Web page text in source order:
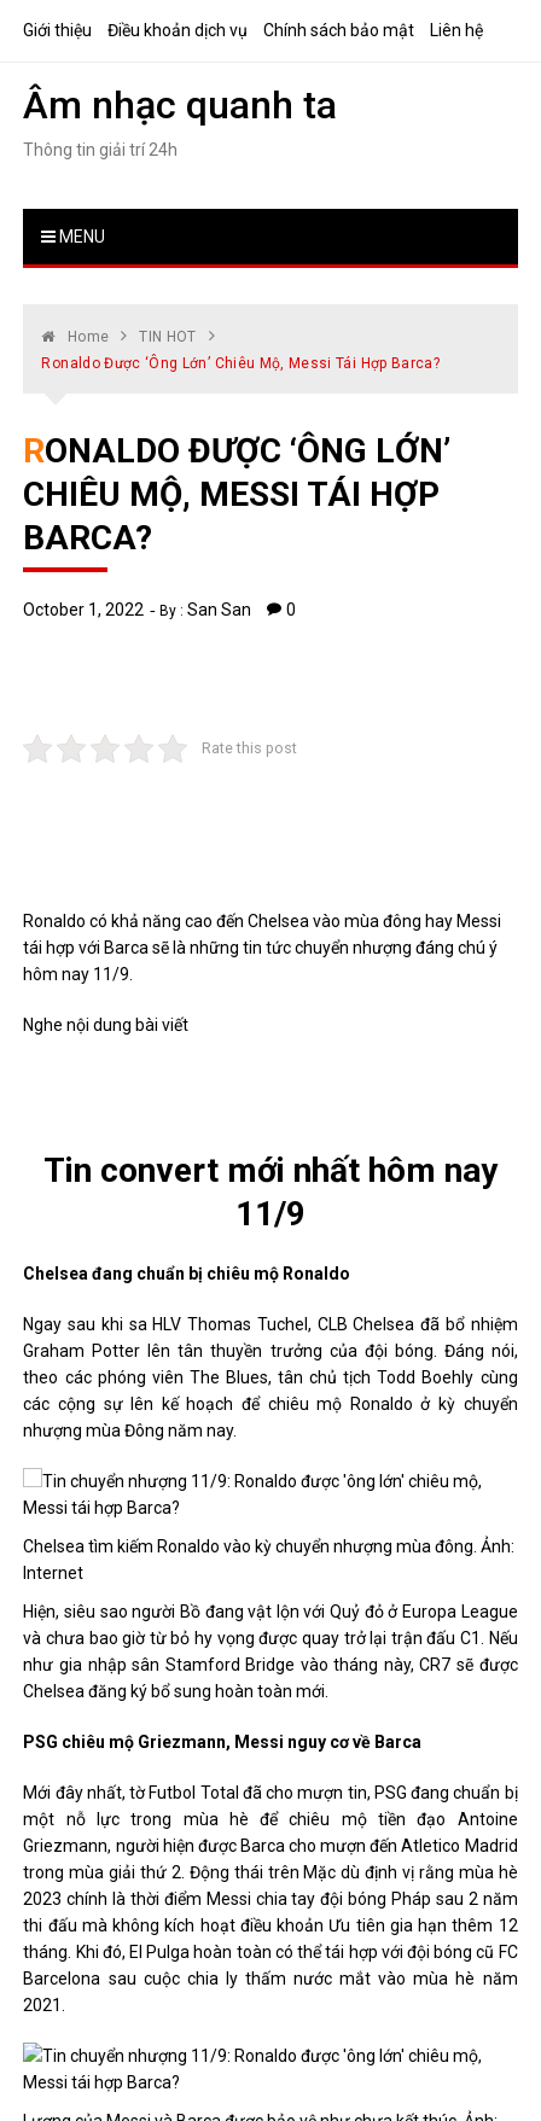
Giới thiệu Điều khoản dịch vụ Chính sách bảo mật Liên hệ
Âm nhạc quanh ta
Thông tin giải trí 24h
MENU
Home
TIN HOT
Ronaldo Được ‘ông Lớn’ Chiêu Mộ, Messi Tái Hợp Barca?
RONALDO ĐƯỢC ‘ÔNG LỚN’
CHIÊU MỘ, MESSI TÁI HỢP
BARCA?
October 1, 2022 By :San San 0
Rate this post
Ronaldo có khả năng cao đến Chelsea vào mùa đông hay Messi
tái hợp với Barca sẽ là những tin tức chuyển nhượng đáng chú ý
hôm nay 11/9.
Nghe nội dung bài viết
Tin convert mới nhất hôm nay
11/9
Chelsea đang chuẩn bị chiêu mộ Ronaldo
Ngay sau khi sa HLV Thomas Tuchel, CLB Chelsea đã bổ nhiệm
Graham Potter lên tân thuyền trưởng của đội bóng. Đáng nói,
theo các phóng viên The Blues, tân chủ tịch Todd Boehly cùng
các cộng sự lên kế hoạch để chiêu mộ Ronaldo ở kỳ chuyển
nhượng mùa Đông năm nay.
Chelsea tìm kiếm Ronaldo vào kỳ chuyển nhượng mùa đông. Ảnh:
Internet
Hiện, siêu sao người Bồ đang vật lộn với Quỷ đỏ ở Europa League
và chưa bao giờ từ bỏ hy vọng được quay trở lại trận đấu C1. Nếu
như gia nhập sân Stamford Bridge vào tháng này, CR7 sẽ được
Chelsea đăng ký bổ sung hoàn toàn mới.
PSG chiêu mộ Griezmann, Messi nguy cơ về Barca
Mới đây nhất, tờ Futbol Total đã cho mượn tin, PSG đang chuẩn bị
một nỗ lực trong mùa hè để chiêu mộ tiền đạo Antoine
Griezmann, người hiện được Barca cho mượn đến Atletico Madrid
trong mùa giải thứ 2. Động thái trên Mặc dù định vị rằng mùa hè
2023 chính là thời điểm Messi chia tay đội bóng Pháp sau 2 năm
thi đấu mà không kích hoạt điều khoản Ưu tiên gia hạn thêm 12
tháng. Khi đó, El Pulga hoàn toàn có thể tái hợp với đội bóng cũ FC
Barcelona sau cuộc chia ly thấm nước mắt vào mùa hè năm
2021.